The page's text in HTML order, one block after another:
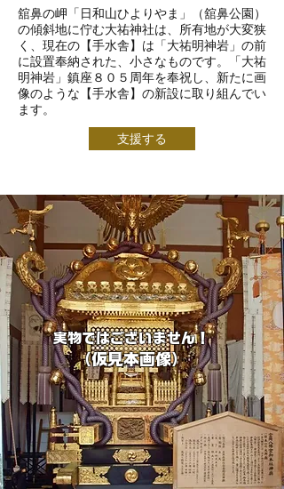
舘鼻の岬「日和山ひよりやま」（舘鼻公園）
の傾斜地に佇む大祐神社は、所有地が大変狭
く、現在の【手水舎】は「大祐明神岩」の前
に設置奉納された、小さなものです。「大祐
明神岩」鎮座８０５周年を奉祝し、新たに画
像のような【手水舎】の新設に取り組んでい
ます。
支援する
実物ではございません！
​（仮見本画像）